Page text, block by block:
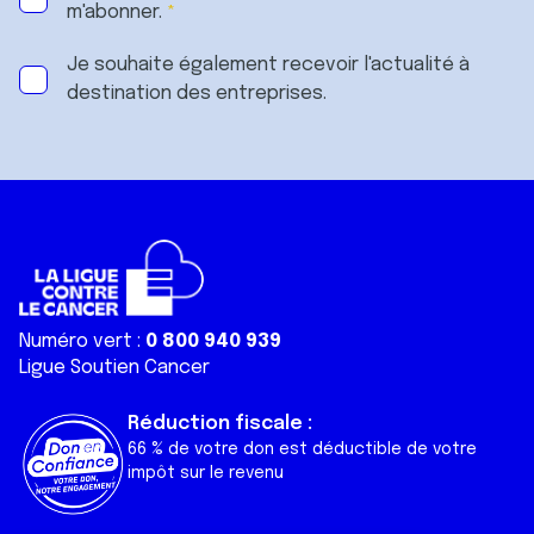
m'abonner.
Je souhaite également recevoir l'actualité à
destination des entreprises.
Numéro vert : 0 800 940 939
Ligue Soutien Cancer
Réduction fiscale :
66 % de votre don est déductible de votre
impôt sur le revenu